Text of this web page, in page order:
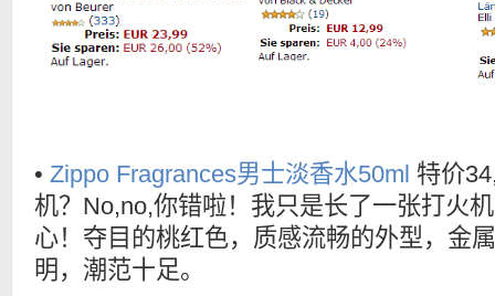
• Zippo Fragrances男士淡香水50ml 特价
机？No,no,你错啦！我只是长了一张打火
心！夺目的桃红色，质感流畅的外型，金
明，潮范十足。